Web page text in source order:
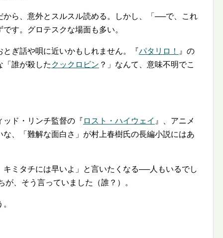
ら、意外とスルスル読める。しかし、「──で、これ
す。グロテスクな場面も多い。
ぎ話や唄に近いかもしれません。『パタリロ！
』の
「誰が殺した クックロビン ？」なんて、意味不明でこ
ド・リンチ監督の『 ロスト・ハイウェイ 』、アニメ
な、「難解な面白さ」が村上春樹氏の長編小説にはあ
ミタチには早いよ」と言いたくなる──人もいるでし
、そう言っていました（誰？）。